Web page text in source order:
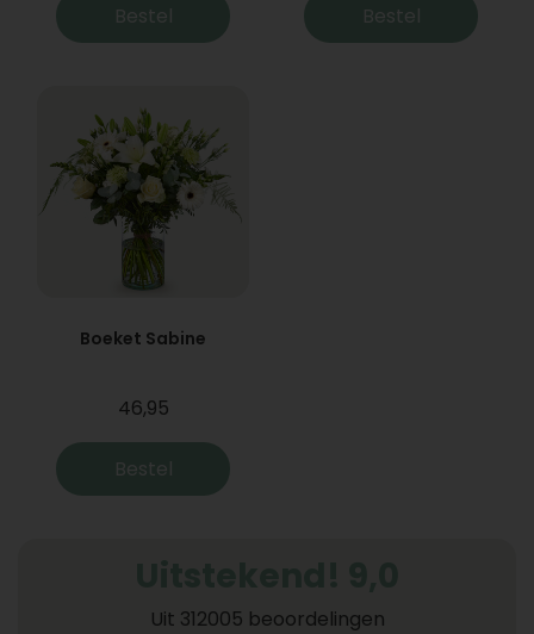
Bestel Bestel
Boeket Sabine
46,95
Bestel
Uit 312005 beoordelingen